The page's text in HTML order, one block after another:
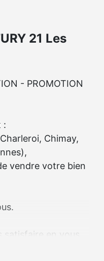
21 Les
- PROMOTION
:
Chimay,
vendre votre bien
en vous